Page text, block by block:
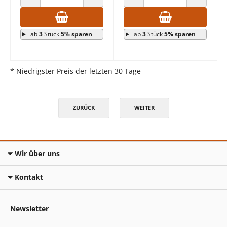
ANZAHL VERRINGERN ANZAHL ERHÖHEN
ab3Stück5% sparen
ANZAHL VERRINGERN ANZAHL
ab3Stück5% sparen
* Niedrigster Preis der letzten 30 Tage
ZURÜCK WEITER
Wir über uns
Kontakt
Newsletter